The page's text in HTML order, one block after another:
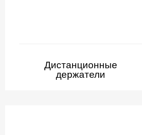
Дистанционные
держатели